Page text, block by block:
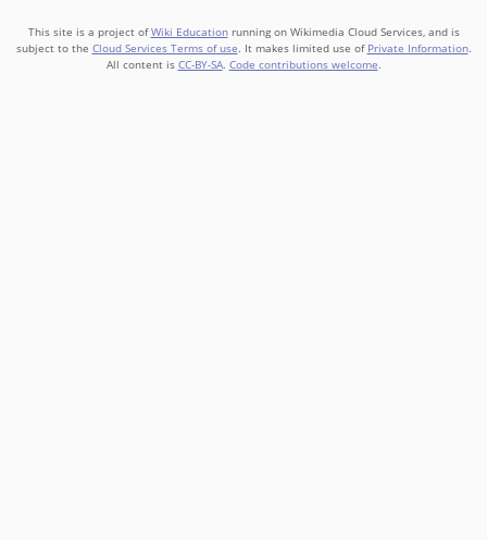
This site is a project ofWiki Educationrunning on Wikimedia Cloud Services, and is
subject to the Cloud Services Terms of use. It makes limited use of Private Information.
All content is CC-BY-SA. Code contributions welcome.